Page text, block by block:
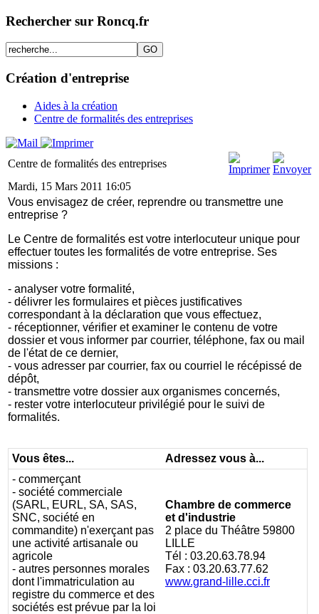
Rechercher sur Roncq.fr
Création d'entreprise
Aides à la création
Centre de formalités des entreprises
Centre de formalités des entreprises
Mardi, 15 Mars 2011 16:05
Vous envisagez de créer, reprendre ou transmettre une
entreprise ?
Le Centre de formalités est votre interlocuteur unique pour
effectuer toutes les formalités de votre entreprise. Ses
missions :
- analyser votre formalité,
- délivrer les formulaires et pièces justificatives
correspondant à la déclaration que vous effectuez,
- réceptionner, vérifier et examiner le contenu de votre
dossier et vous informer par courrier, téléphone, fax ou mail
de l'état de ce dernier,
- vous adresser par courrier, fax ou courriel le récépissé de
dépôt,
- transmettre votre dossier aux organismes concernés,
- rester votre interlocuteur privilégié pour le suivi de
formalités.
Vous êtes...
Adressez vous à...
- commerçant
- société commerciale
(SARL, EURL, SA, SAS,
SNC, société en
commandite) n'exerçant pas
une activité artisanale ou
agricole
- autres personnes morales
dont l'immatriculation au
registre du commerce et des
sociétés est prévue par la loi
Chambre de commerce
et d'industrie
2 place du Théâtre 59800
LILLE
Tél : 03.20.63.78.94
Fax : 03.20.63.77.62
www.grand-lille.cci.fr